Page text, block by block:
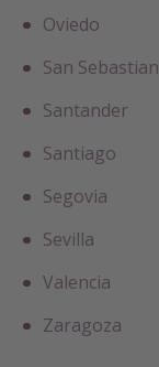
Oviedo
San Sebastian
Santander
Santiago
Segovia
Sevilla
Valencia
Zaragoza